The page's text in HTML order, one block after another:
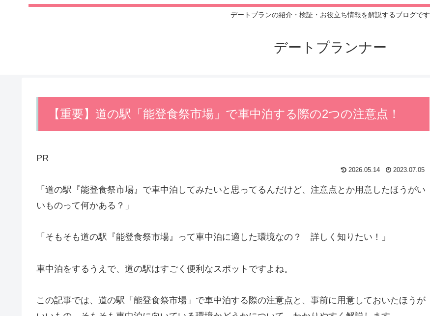
デートプランの紹介・検証・お役立ち情報を解説するブログです
デートプランナー
【重要】道の駅「能登食祭市場」で車中泊する際の2つの注意点！
PR
2026.05.14 2023.07.05
「道の駅『能登食祭市場』で車中泊してみたいと思ってるんだけど、注意点とか用意したほうがい
いものって何かある？」
「そもそも道の駅『能登食祭市場』って車中泊に適した環境なの？ 詳しく知りたい！」
車中泊をするうえで、道の駅はすごく便利なスポットですよね。
この記事では、道の駅「能登食祭市場」で車中泊する際の注意点と、事前に用意しておいたほうが